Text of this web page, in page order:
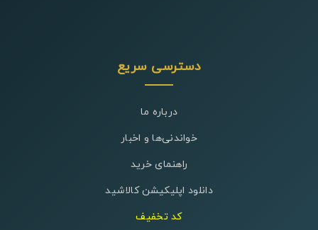
دسترسی سریع
درباره ما
خواندنی‌ها و اخبار
راهنمای خرید
دانلود اپلیکیشن کالاشید
کد تخفیف